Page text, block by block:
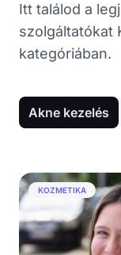
Itt találod a
szolgáltatókat
kategóriában.
Akne kezelés
KOZMETIKA